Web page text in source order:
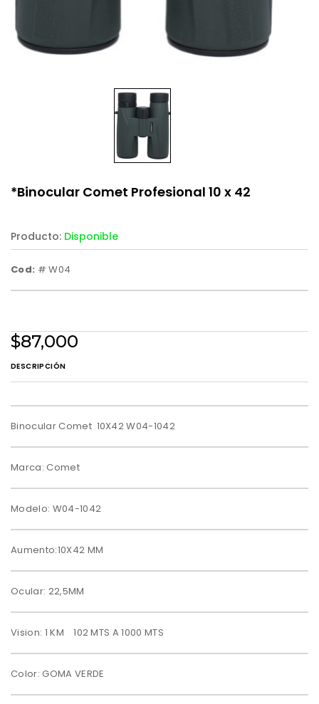
*Binocular Comet Profesional 10 x 42
Producto: Disponible
Cod: # W04
$87,000
DESCRIPCIÓN
Binocular Comet 10X42 W04-1042
Marca: Comet
Modelo: W04-1042
Aumento:10X42 MM
Ocular: 22,5MM
Vision: 1 KM 102 MTS A 1000 MTS
Color: GOMA VERDE